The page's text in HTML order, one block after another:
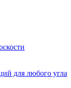
для любого угла